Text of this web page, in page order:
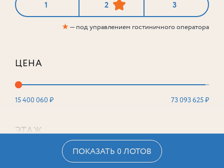
1 2 3
★— под управлением гостиничного оператора
ЦЕНА
15 400 060 ₽ 73 093 625 ₽
ЭТАЖ
ПОКАЗАТЬ 0 ЛОТОВ